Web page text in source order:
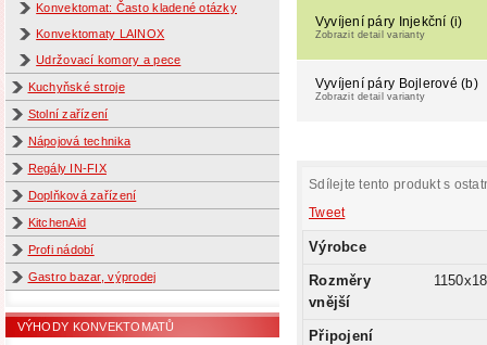
Konvektomat: Často kladené otázky
Konvektomaty LAINOX
Udržovací komory a pece
Kuchyňské stroje
Stolní zařízení
Nápojová technika
Regály IN-FIX
Doplňková zařízení
KitchenAid
Profi nádobí
Gastro bazar, výprodej
VÝHODY KONVEKTOMATŮ
Vyvíjení páry Injekční (i)
Zobrazit detail varianty
Vyvíjení páry Bojlerové (b)
Zobrazit detail varianty
Sdílejte tento produkt s
Tweet
Výrobce
Rozměry
vnější
Připojení